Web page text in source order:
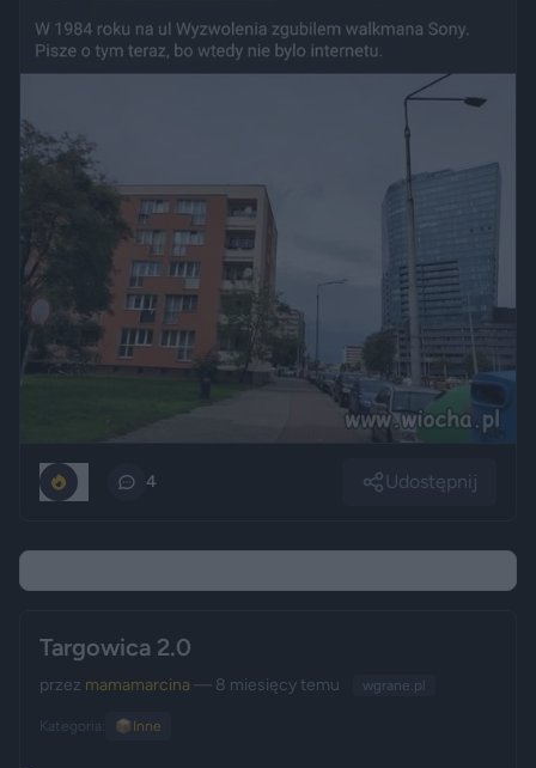
4 Udostępnij
Targowica 2.0
przez mamamarcina — 8 miesięcy temu wgrane.pl
Kategoria: 📦 Inne